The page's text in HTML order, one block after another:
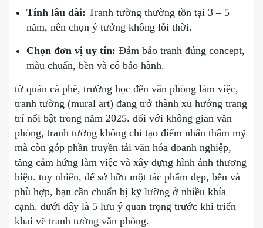
Tính lâu dài: Tranh tường thường tồn tại 3 – 5
năm, nên chọn ý tưởng không lỗi thời.
Chọn đơn vị uy tín: Đảm bảo tranh đúng concept,
màu chuẩn, bền và có bảo hành.
từ quán cà phê, trường học đến văn phòng làm việc,
tranh tường (mural art) đang trở thành xu hướng trang
trí nổi bật trong năm 2025. đối với không gian văn
phòng, tranh tường không chỉ tạo điểm nhấn thẩm mỹ
mà còn góp phần truyền tải văn hóa doanh nghiệp,
tăng cảm hứng làm việc và xây dựng hình ảnh thương
hiệu. tuy nhiên, để sở hữu một tác phẩm đẹp, bền và
phù hợp, bạn cần chuẩn bị kỹ lưỡng ở nhiều khía
cạnh. dưới đây là 5 lưu ý quan trọng trước khi triển
khai vẽ tranh tường văn phòng.